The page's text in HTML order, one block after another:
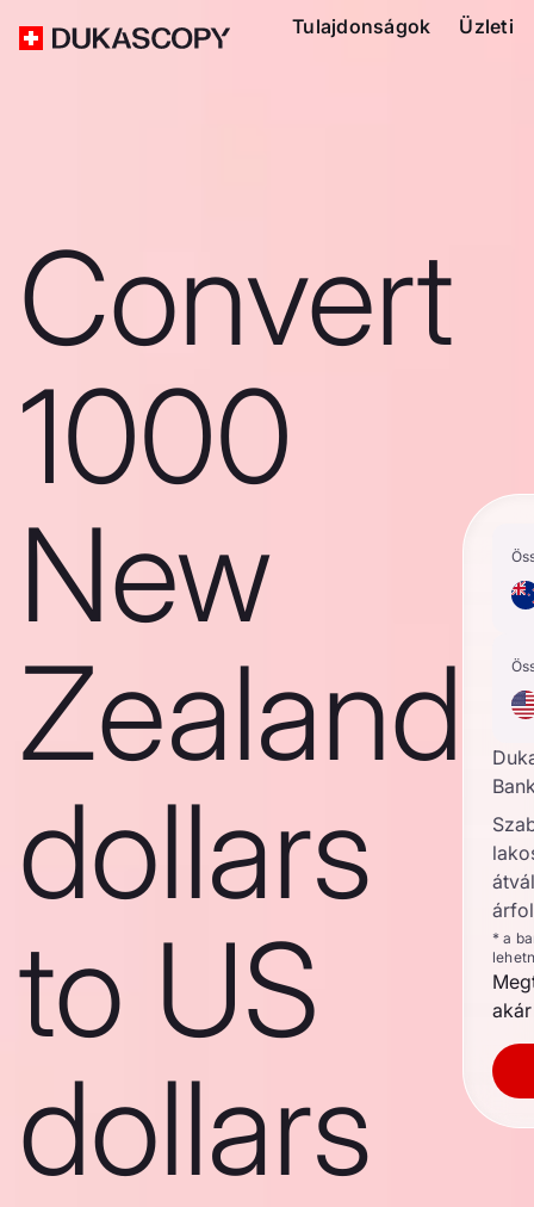
Tulajdonságok Üzleti
Convert
1000
New
Zealand
dollars
to US
dollars
* a
akár